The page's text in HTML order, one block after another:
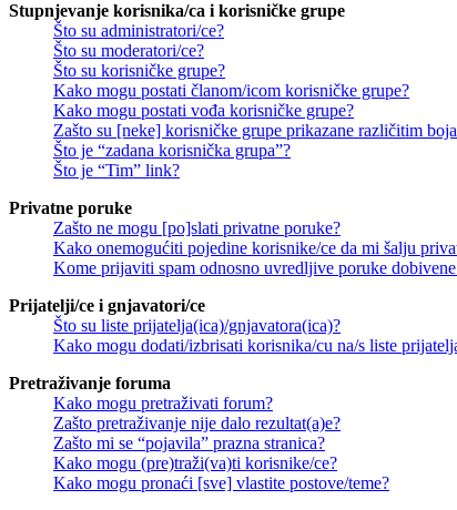
Stupnjevanje korisnika/ca i korisničke grupe
Što su administratori/ce?
Što su moderatori/ce?
Što su korisničke grupe?
Kako mogu postati članom/icom korisničke grupe?
Kako mogu postati vođa korisničke grupe?
Zašto su [neke] korisničke grupe prikazane različitim
Što je “zadana korisnička grupa”?
Što je “Tim” link?
Privatne poruke
Zašto ne mogu [po]slati privatne poruke?
Kako onemogućiti pojedine korisnike/ce da mi šalju
Kome prijaviti spam odnosno uvredljive poruke
Prijatelji/ce i gnjavatori/ce
Što su liste prijatelja(ica)/gnjavatora(ica)?
Kako mogu dodati/izbrisati korisnika/cu na/s liste
Pretraživanje foruma
Kako mogu pretraživati forum?
Zašto pretraživanje nije dalo rezultat(a)e?
Zašto mi se “pojavila” prazna stranica?
Kako mogu (pre)traži(va)ti korisnike/ce?
Kako mogu pronaći [sve] vlastite postove/teme?